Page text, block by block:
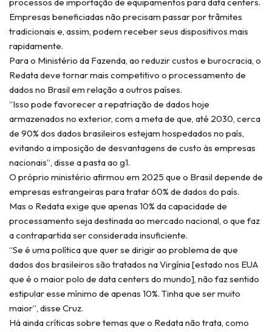
Empresas beneficiadas não precisam passar por trâmites
tradicionais e, assim, podem receber seus dispositivos mais
rapidamente.
Para o Ministério da Fazenda, ao reduzir custos e burocracia, o
Redata deve tornar mais competitivo o processamento de
dados no Brasil em relação a outros países.
“Isso pode favorecer a repatriação de dados hoje
armazenados no exterior, com a meta de que, até 2030, cerca
de 90% dos dados brasileiros estejam hospedados no país,
evitando a imposição de desvantagens de custo às empresas
nacionais”, disse a pasta ao g1.
O próprio ministério afirmou em 2025 que o Brasil depende de
empresas estrangeiras para tratar 60% de dados do país.
Mas o Redata exige que apenas 10% da capacidade de
processamento seja destinada ao mercado nacional, o que faz
a contrapartida ser considerada insuficiente.
“Se é uma política que quer se dirigir ao problema de que
dados dos brasileiros são tratados na Virgínia [estado nos EUA
que é o maior polo de data centers do mundo], não faz sentido
estipular esse mínimo de apenas 10%. Tinha que ser muito
maior”, disse Cruz.
Há ainda críticas sobre temas que o Redata não trata, como